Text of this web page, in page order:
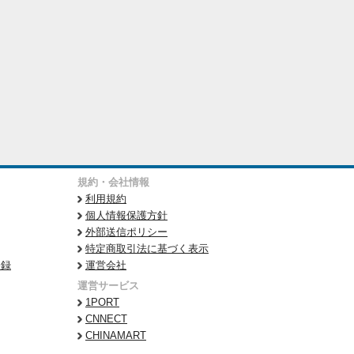
規約・会社情報
利用規約
個人情報保護方針
外部送信ポリシー
特定商取引法に基づく表示
運営会社
運営サービス
1PORT
CNNECT
CHINAMART